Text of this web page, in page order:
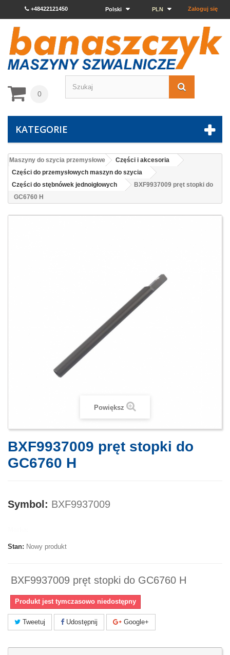
Zaloguj się
PLN
Polski
+48422121450
0
KATEGORIE
Maszyny do szycia przemysłowe
Części i akcesoria
Części do przemysłowych maszyn do szycia
Części do stębnówek jednoigłowych
BXF9937009 pręt stopki do
GC6760 H
Powiększ
BXF9937009 pręt stopki do
GC6760 H
Symbol: BXF9937009
Stan: Nowy produkt
BXF9937009 pręt stopki do GC6760 H
Produkt jest tymczasowo niedostępny
Tweetuj Udostępnij Google+